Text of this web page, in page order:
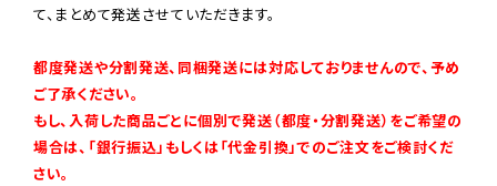
て、まとめて発送させていただきます。
都度発送や分割発送、同梱発送には対応しておりませんので、予め
ご了承ください。
もし、入荷した商品ごとに個別で発送（都度・分割発送）をご希望の
場合は、「銀行振込」もしくは「代金引換」でのご注文をご検討くだ
さい。